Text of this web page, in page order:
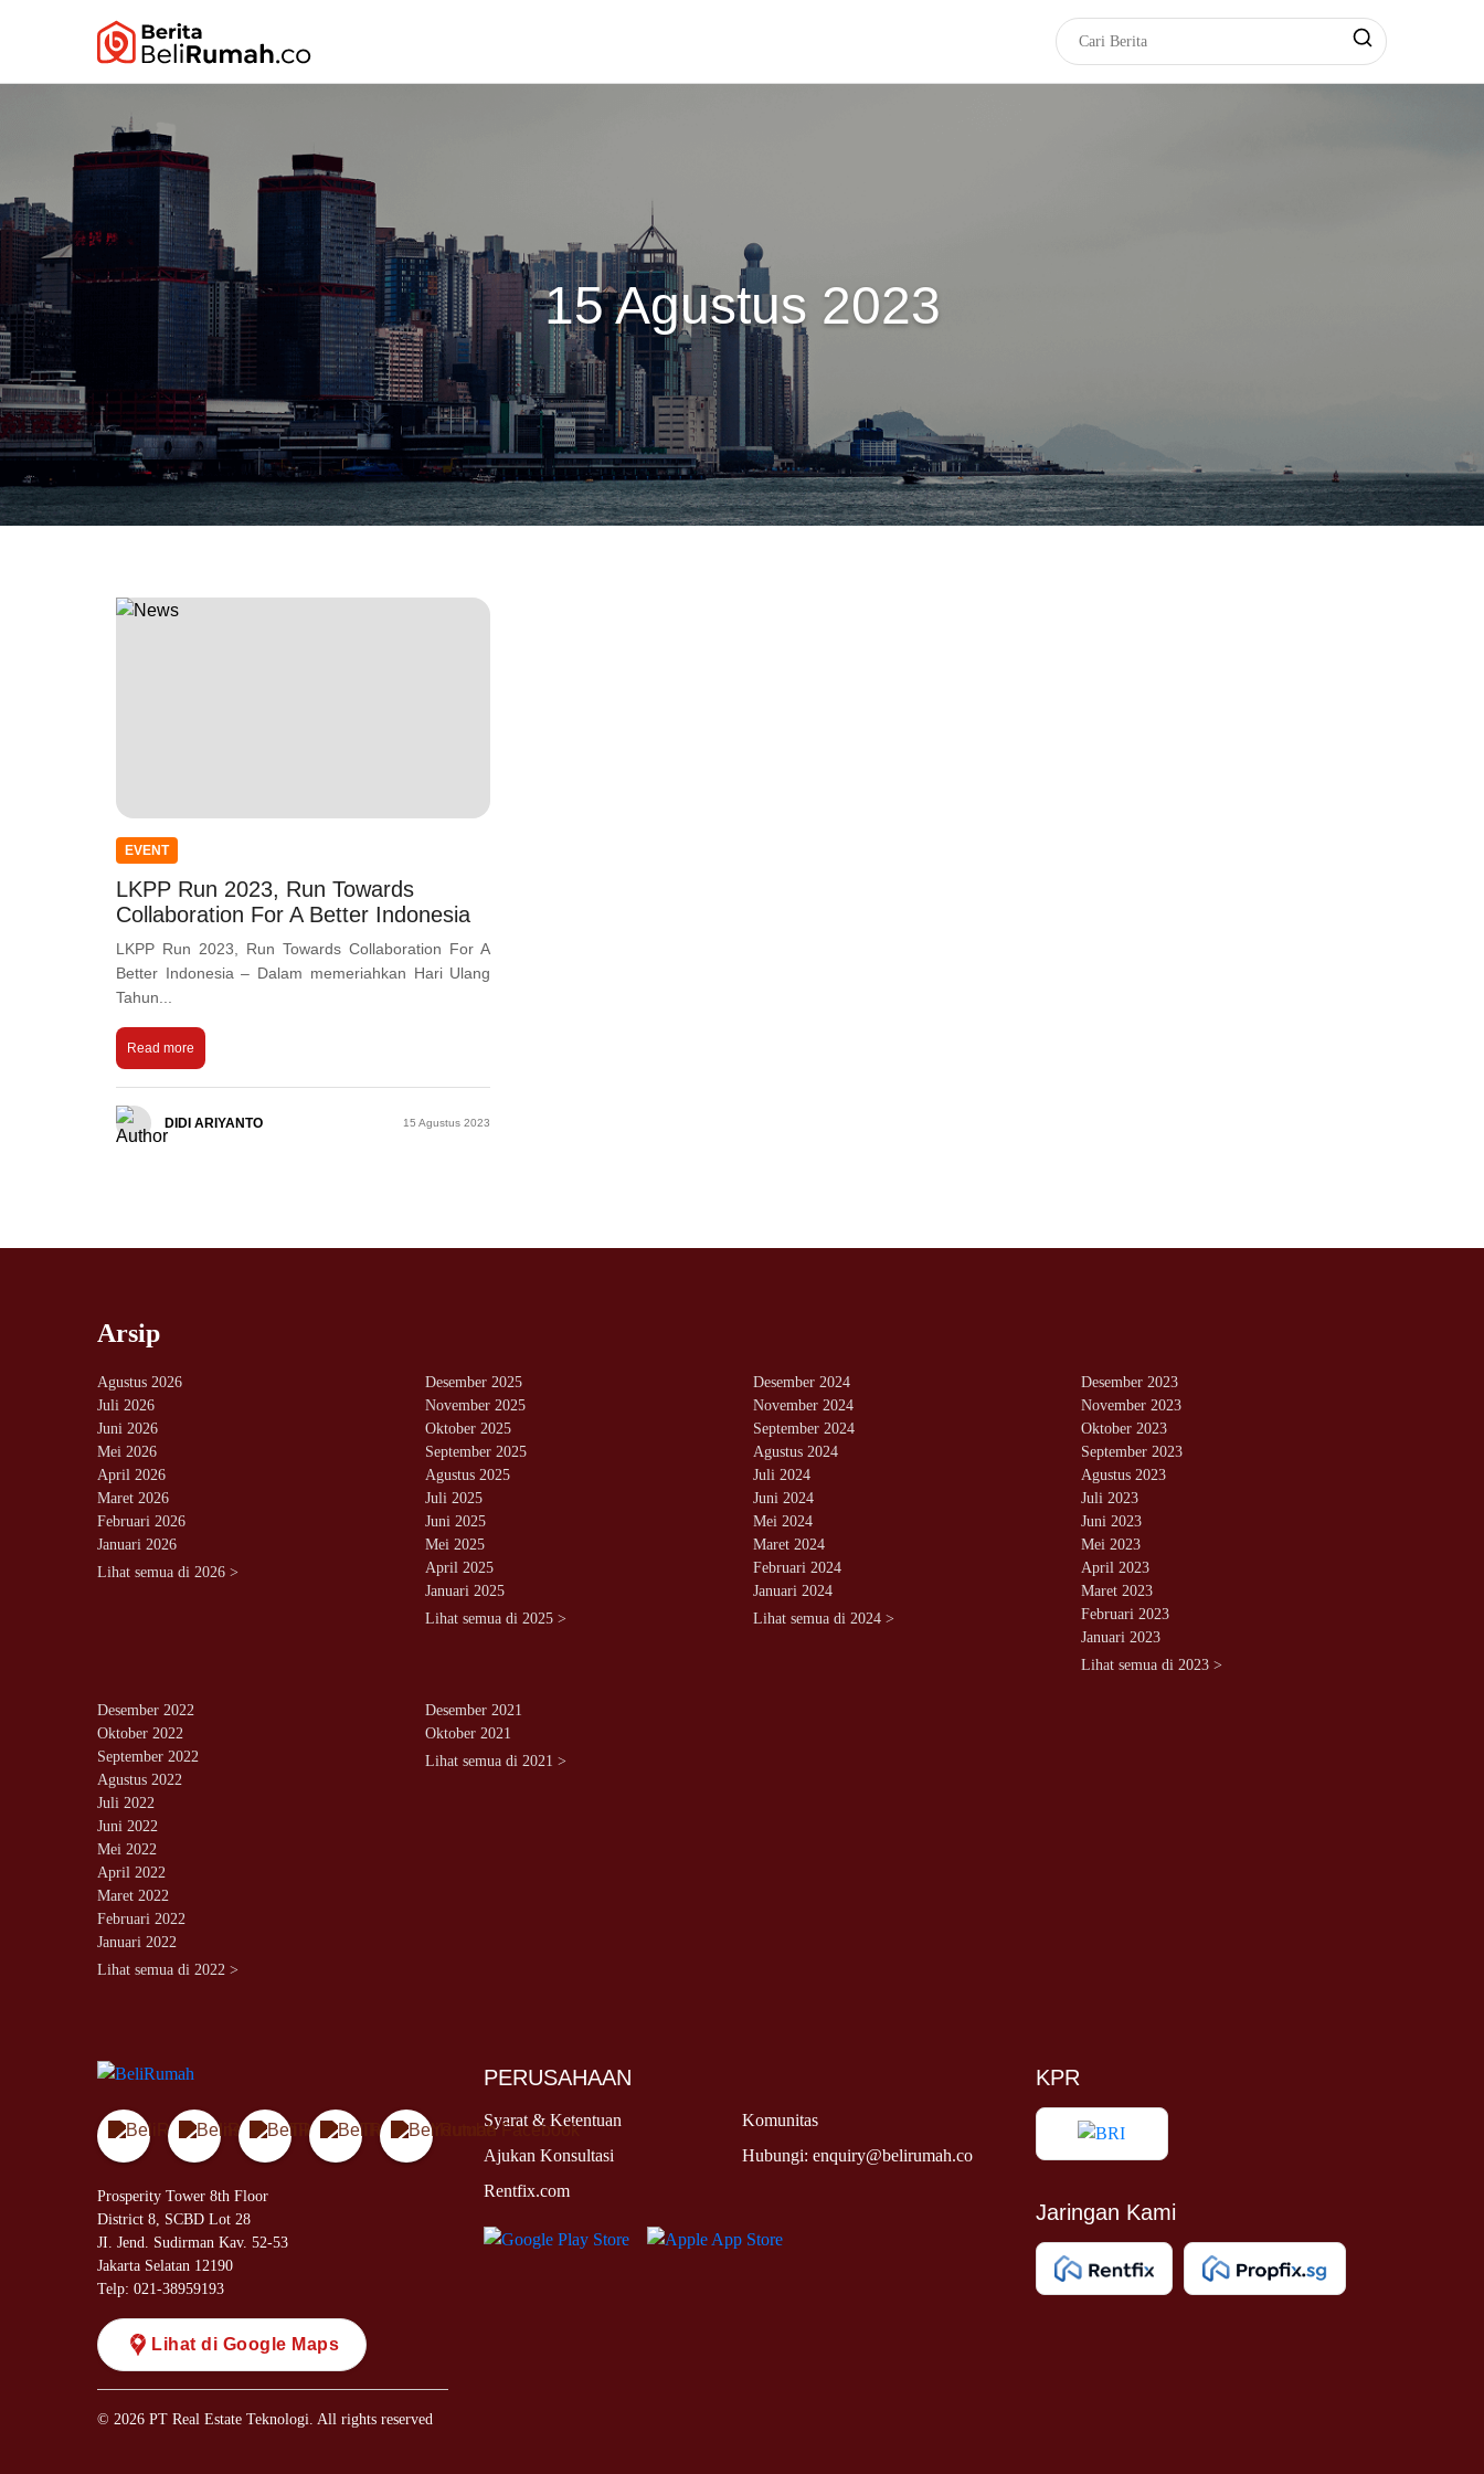
15 Agustus 2023
EVENT
LKPP Run 2023, Run Towards
Collaboration For A Better Indonesia
LKPP Run 2023, Run Towards Collaboration For A
Better Indonesia – Dalam memeriahkan Hari Ulang
Tahun...
Read more
DIDI ARIYANTO 15 Agustus 2023
Arsip
Agustus 2026
Juli 2026
Juni 2026
Mei 2026
April 2026
Maret 2026
Februari 2026
Januari 2026
Lihat semua di 2026 >
Desember 2025
November 2025
Oktober 2025
September 2025
Agustus 2025
Juli 2025
Juni 2025
Mei 2025
April 2025
Januari 2025
Lihat semua di 2025 >
Desember 2024
November 2024
September 2024
Agustus 2024
Juli 2024
Juni 2024
Mei 2024
Maret 2024
Februari 2024
Januari 2024
Lihat semua di 2024 >
Desember 2023
November 2023
Oktober 2023
September 2023
Agustus 2023
Juli 2023
Juni 2023
Mei 2023
April 2023
Maret 2023
Februari 2023
Januari 2023
Lihat semua di 2023 >
Desember 2022
Oktober 2022
September 2022
Agustus 2022
Juli 2022
Juni 2022
Mei 2022
April 2022
Maret 2022
Februari 2022
Januari 2022
Lihat semua di 2022 >
Desember 2021
Oktober 2021
Lihat semua di 2021 >
Prosperity Tower 8th Floor
District 8, SCBD Lot 28
JI. Jend. Sudirman Kav. 52-53
Jakarta Selatan 12190
Telp: 021-38959193
Lihat di Google Maps
© 2026 PT Real Estate Teknologi. All rights reserved
PERUSAHAAN
Syarat & Ketentuan
Komunitas
Ajukan Konsultasi
Hubungi: enquiry@belirumah.co
Rentfix.com
KPR
Jaringan Kami